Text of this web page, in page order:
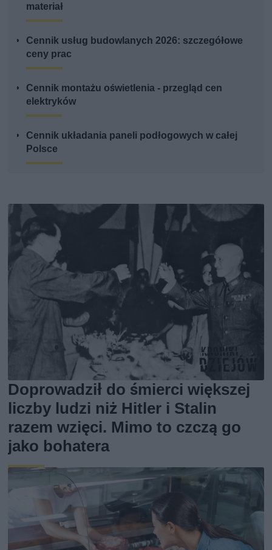
materiał
Cennik usług budowlanych 2026: szczegółowe
ceny prac
Cennik montażu oświetlenia - przegląd cen
elektryków
Cennik układania paneli podłogowych w całej
Polsce
Doprowadził do śmierci większej
liczby ludzi niż Hitler i Stalin
razem wzięci. Mimo to czczą go
jako bohatera